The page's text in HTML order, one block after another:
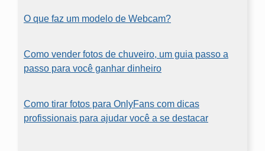
O que faz um modelo de Webcam?
Como vender fotos de chuveiro, um guia passo a
passo para você ganhar dinheiro
Como tirar fotos para OnlyFans com dicas
profissionais para ajudar você a se destacar